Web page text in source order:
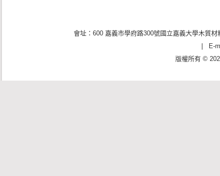
會址：600 嘉義市學府路300號國立嘉義大學木質
| E-
版權所有 ©